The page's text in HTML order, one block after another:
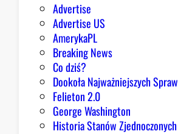
Advertise
Advertise US
AmerykaPL
Breaking News
Co dziś?
Dookoła Najważniejszych Spraw
Felieton 2.0
George Washington
Historia Stanów Zjednoczonych